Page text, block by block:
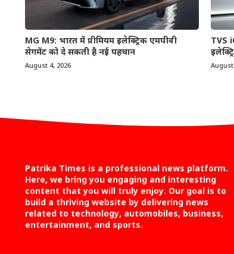
MG M9: भारत में प्रीमियम इलेक्ट्रिक एमपीवी
सेगमेंट को दे सकती है नई पहचान
August 4, 2026
TVS
August
Patrika Times is a professional news platform.
Here, we bring you engaging and interesting
content that you will truly enjoy. Our goal is to
build a thriving website by delivering news
related to technology, automobiles, business,
entertainment, and sports.